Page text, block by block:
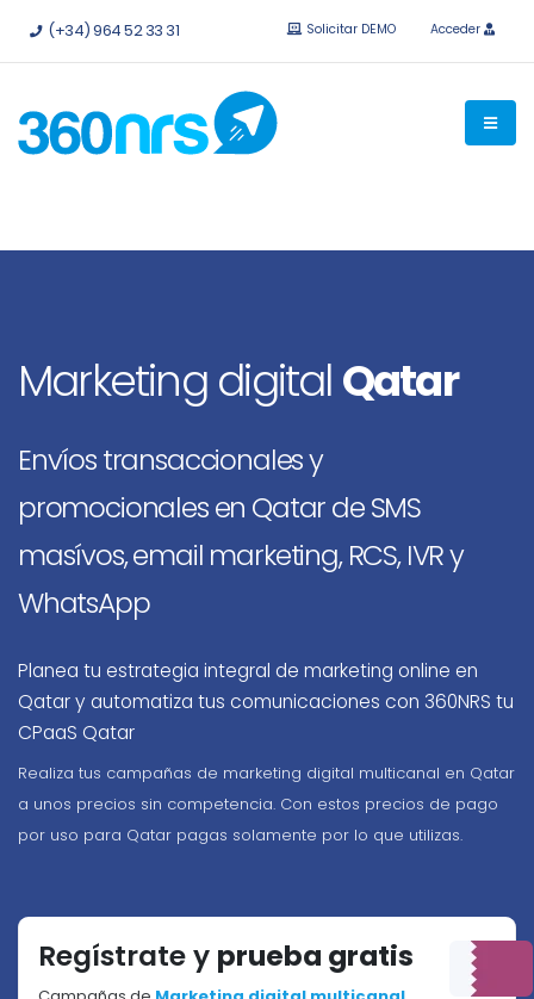
Pruébalo gratis sin compromiso. API e integraciones
(+34) 964 52 33 31 Solicitar DEMO Acceder
Marketing digitalQatar
Envíos transaccionales y
promocionales en Qatar de SMS
masívos, email marketing, RCS, IVR y
WhatsApp
Planea tu estrategia integral de marketing online en
Qatar y automatiza tus comunicaciones con 360NRS tu
CPaaS Qatar
Realiza tus campañas de marketing digital multicanal en Qatar
a unos precios sin competencia. Con estos precios de pago
por uso para Qatar pagas solamente por lo que utilizas.
Regístrate y prueba gratis